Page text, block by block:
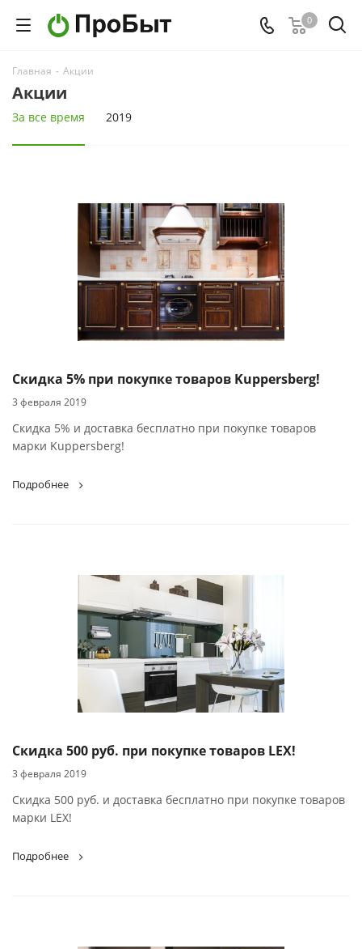
0
Главная - Акции
Акции
За все время 2019
Скидка 5% при покупке товаров Kuppersberg!
3 февраля 2019
Скидка 5% и доставка бесплатно при покупке товаров
марки Kuppersberg!
Подробнее
Скидка 500 руб. при покупке товаров LEX!
3 февраля 2019
Скидка 500 руб. и доставка бесплатно при покупке товаров
марки LEX!
Подробнее